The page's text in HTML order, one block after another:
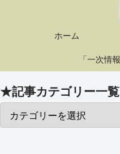
ホーム
★記事カテゴリー一覧